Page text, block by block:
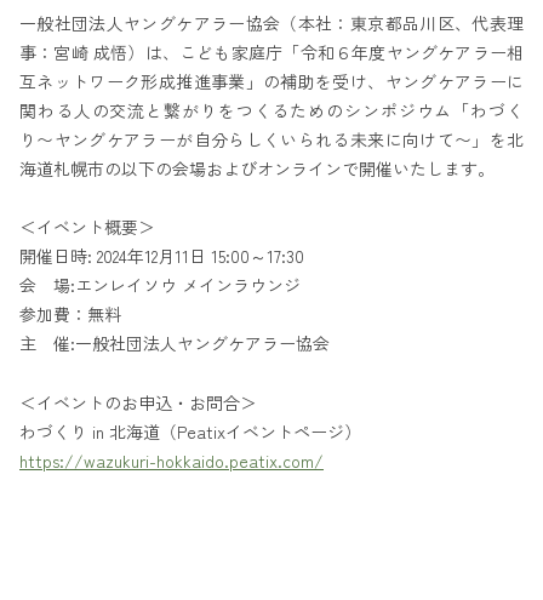
一般社団法人ヤングケアラー協会（本社：東京都品川区、代表理
事：宮崎 成悟）は、こども家庭庁「令和６年度ヤングケアラー相
互ネットワーク形成推進事業」の補助を受け、ヤングケアラーに
関わる人の交流と繋がりをつくるためのシンポジウム「わづく
り〜ヤングケアラーが自分らしくいられる未来に向けて〜」を北
海道札幌市の以下の会場およびオンラインで開催いたします。
＜イベント概要＞
開催日時: 2024年12月11日 15:00～17:30
会 場:エンレイソウ メインラウンジ
参加費：無料
主 催:一般社団法人ヤングケアラー協会
＜イベントのお申込・お問合＞
わづくり in 北海道（Peatixイベントページ）
https://wazukuri-hokkaido.peatix.com/